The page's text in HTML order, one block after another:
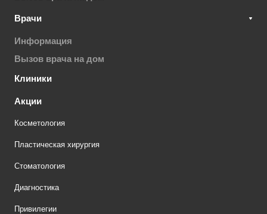
Врачи
Информация
Вызов врача на дом
Клиники
Акции
Косметология
Пластическая хирургия
Стоматология
Диагностика
Привилегии